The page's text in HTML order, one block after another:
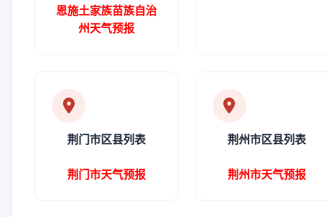
恩施土家族苗族自治
州天气预报
荆门市区县列表
荆门市天气预报
荆州市区县列表
荆州市天气预报